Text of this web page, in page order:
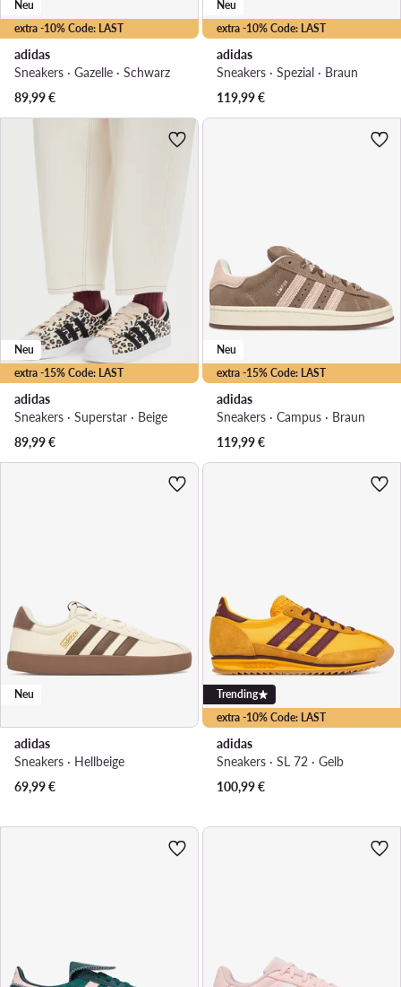
extra -10% Code: LAST
Neu
adidas
Sneakers · Gazelle · Schwarz
89,99€
extra -10% Code: LAST
Neu
adidas
Sneakers · Spezial · Braun
119,99€
extra -15% Code: LAST
Neu
adidas
Sneakers · Superstar · Beige
89,99€
extra -15% Code: LAST
Neu
adidas
Sneakers · Campus · Braun
119,99€
Neu
adidas
Sneakers · Hellbeige
69,99€
extra -10% Code: LAST
Trending
adidas
Sneakers · SL 72 · Gelb
100,99€